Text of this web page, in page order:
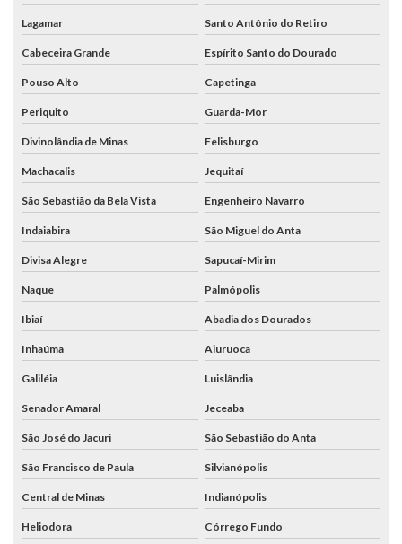
Lagamar Santo Antônio do Retiro
Cabeceira Grande Espírito Santo do Dourado
Pouso Alto Capetinga
Periquito Guarda-Mor
Divinolândia de Minas Felisburgo
Machacalis Jequitaí
São Sebastião da Bela Vista Engenheiro Navarro
Indaiabira São Miguel do Anta
Divisa Alegre Sapucaí-Mirim
Naque Palmópolis
Ibiaí Abadia dos Dourados
Inhaúma Aiuruoca
Galiléia Luislândia
Senador Amaral Jeceaba
São José do Jacuri São Sebastião do Anta
São Francisco de Paula Silvianópolis
Central de Minas Indianópolis
Heliodora Córrego Fundo